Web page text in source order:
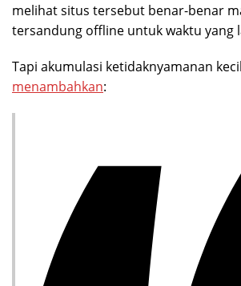
melihat situs tersebut benar-benar
tersandung offline untuk waktu yang
Tapi akumulasi ketidaknyamanan kecil
menambahkan: